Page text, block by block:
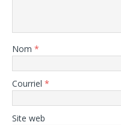
Nom *
Courriel *
Site web